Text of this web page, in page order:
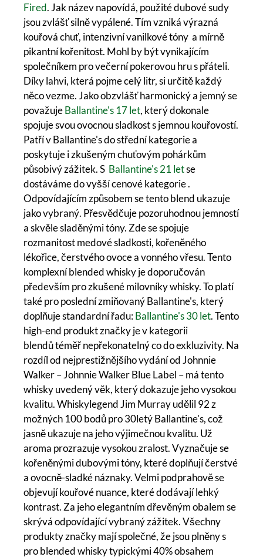
Fired. Jak název napovídá, použité dubové sudy
jsou zvlášť silně vypálené. Tím vzniká výrazná
kouřová chuť, intenzivní vanilkové tóny a mírně
pikantní kořenitost. Mohl by být vynikajícím
společníkem pro večerní pokerovou hru s přáteli.
Díky lahvi, která pojme celý litr, si určitě každý
něco vezme. Jako obzvlášť harmonický a jemný se
považujeBallantine's 17 let, který dokonale
spojuje svou ovocnou sladkost s jemnou kouřovostí.
Patří v Ballantine's do střední kategorie a
poskytuje i zkušeným chuťovým pohárkům
působivý zážitek. S Ballantine's 21 letse
dostáváme do vyšší cenové kategorie .
Odpovídajícím způsobem se tento blend ukazuje
jako vybraný. Přesvědčuje pozoruhodnou jemností
a skvěle sladěnými tóny. Zde se spojuje
rozmanitost medové sladkosti, kořeněného
lékořice, čerstvého ovoce a vonného vřesu. Tento
komplexní blended whisky je doporučován
především pro zkušené milovníky whisky. To platí
také pro poslední zmiňovaný Ballantine's, který
doplňuje standardní řadu:Ballantine's 30 let. Tento
high-end produkt značky je v kategorii
blendů téměř nepřekonatelný co do exkluzivity. Na
rozdíl od nejprestižnějšího vydání od Johnnie
Walker – Johnnie Walker Blue Label – má tento
whisky uvedený věk, který dokazuje jeho vysokou
kvalitu. Whiskylegend Jim Murray udělil 92 z
možných 100 bodů pro 30letý Ballantine's, což
jasně ukazuje na jeho výjimečnou kvalitu. Už
aroma prozrazuje vysokou zralost. Vyznačuje se
kořeněnými dubovými tóny, které doplňují čerstvé
a ovocně-sladké náznaky. Velmi podprahově se
objevují kouřové nuance, které dodávají lehký
kontrast. Za jeho elegantním dřevěným obalem se
skrývá odpovídající vybraný zážitek. Všechny
produkty značky mají společné, že jsou plněny s
pro blended whisky typickými 40% obsahem